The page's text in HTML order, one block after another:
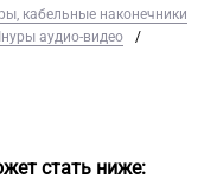
кабельные наконечники
аудио-видео
/
стать ниже: